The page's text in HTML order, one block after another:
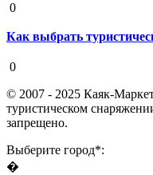
0
Как выбрать
0
© 2007 - 2025 Каяк-
туристическом
запрещено.
Выберите город*:
�